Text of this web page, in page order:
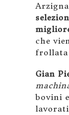
che
frollata
Gian
bovini